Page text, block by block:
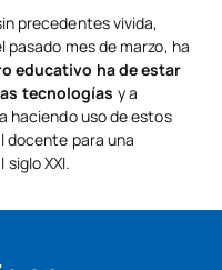
precedentes vivida,
pasado mes de marzo, ha
educativo ha de estar
tecnologías y a
haciendo uso de estos
docente para una
XXI.